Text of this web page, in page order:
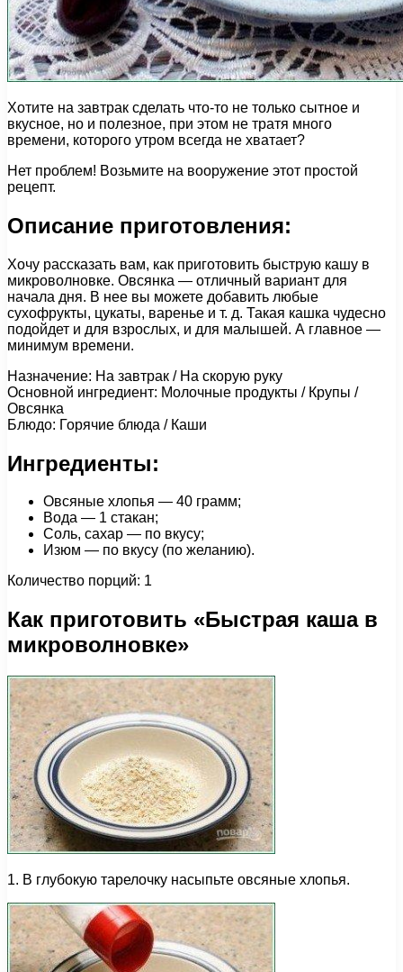
Хотите на завтрак сделать что-то не только сытное и
вкусное, но и полезное, при этом не тратя много
времени, которого утром всегда не хватает?
Нет проблем! Возьмите на вооружение этот простой
рецепт.
Описание приготовления:
Хочу рассказать вам, как приготовить быструю кашу в
микроволновке. Овсянка — отличный вариант для
начала дня. В нее вы можете добавить любые
сухофрукты, цукаты, варенье и т. д. Такая кашка чудесно
подойдет и для взрослых, и для малышей. А главное —
минимум времени.
Назначение: На завтрак / На скорую руку
Основной ингредиент: Молочные продукты / Крупы /
Овсянка
Блюдо: Горячие блюда / Каши
Ингредиенты:
Овсяные хлопья — 40 грамм;
Вода — 1 стакан;
Соль, сахар — по вкусу;
Изюм — по вкусу (по желанию).
Количество порций: 1
Как приготовить «Быстрая каша в
микроволновке»
1. В глубокую тарелочку насыпьте овсяные хлопья.